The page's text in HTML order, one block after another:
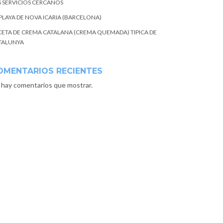
SERVICIOS CERCANOS
DE NOVA ICARIA (BARCELONA)
DE CREMA CATALANA (CREMA QUEMADA) TIPICA DE
RECIENTES
comentarios que mostrar.